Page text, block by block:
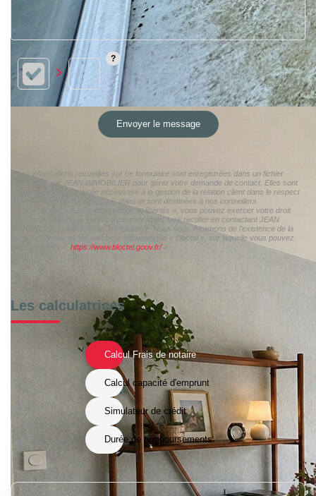
Envoyer le message
« Les informations recueillies sur ce formulaire sont enregistrées dans un fichier
informatisé par JEAN IMMOBILIER pour gérer votre demande de contact. Elles sont
conservées pour la durée nécessaire à la gestion de la relation client dans le respect
des prescriptions légales applicables et sont destinées à nos conseillers
Conformément à la loi « informatique et libertés », vous pouvez exercer votre droit
d'accès aux données vous concernant et les faire rectifier en contactant JEAN
IMMOBILIER contact@jean-immobilier.fr. Nous vous informons de l'existence de la
liste d'opposition au démarchage téléphonique « Bloctel », sur laquelle vous pouvez
https://www.bloctel.gouv.fr/»
Les calculatrices
Calcul Frais de notaire
Calcul capacité d'emprunt
Simulateur de crédit
Durée de remboursements